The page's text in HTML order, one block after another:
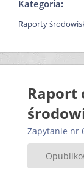
Kategoria:
Raporty
Raport
Zapytanie nr